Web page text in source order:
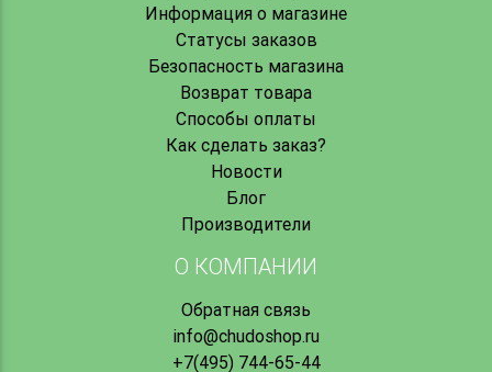
Информация о магазине
Статусы заказов
Безопасность магазина
Возврат товара
Способы оплаты
Как сделать заказ?
Новости
Блог
Производители
О КОМПАНИИ
Обратная связь
info@chudoshop.ru
+7(495) 744-65-44